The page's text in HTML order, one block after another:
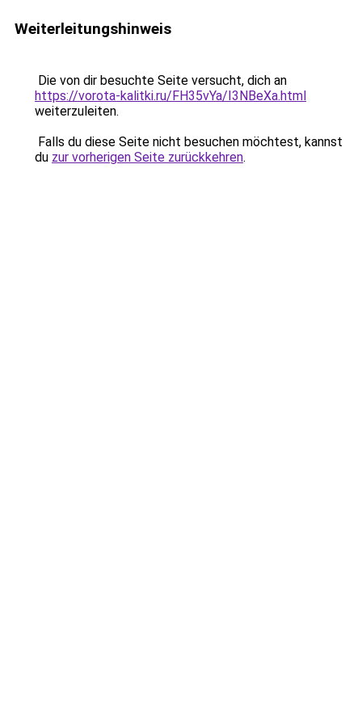
Weiterleitungshinweis
Die von dir besuchte Seite versucht, dich an
https://vorota-kalitki.ru/FH35vYa/I3NBeXa.html
weiterzuleiten.
Falls du diese Seite nicht besuchen möchtest, kannst
du zur vorherigen Seite zurückkehren.